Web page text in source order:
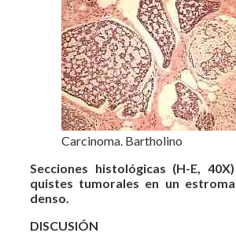
Carcinoma. Bartholino
Secciones histológicas (H-E,
quistes tumorales en un
denso.
DISCUSIÓN